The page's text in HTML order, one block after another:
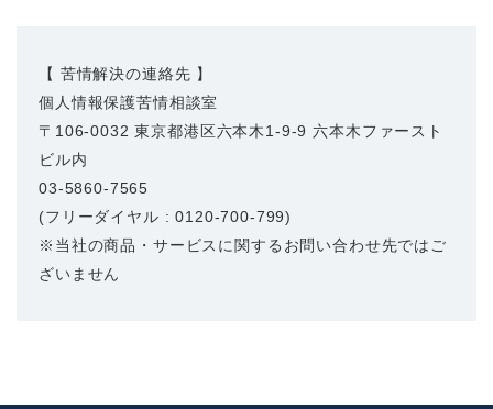
【 苦情解決の連絡先 】
個人情報保護苦情相談室
〒106-0032 東京都港区六本木1-9-9 六本木ファースト
ビル内
03-5860-7565
(フリーダイヤル : 0120-700-799)
※当社の商品・サービスに関するお問い合わせ先ではご
ざいません